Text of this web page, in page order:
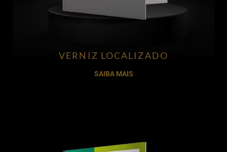
VERNIZ LOCALIZADO
SAIBA MAIS